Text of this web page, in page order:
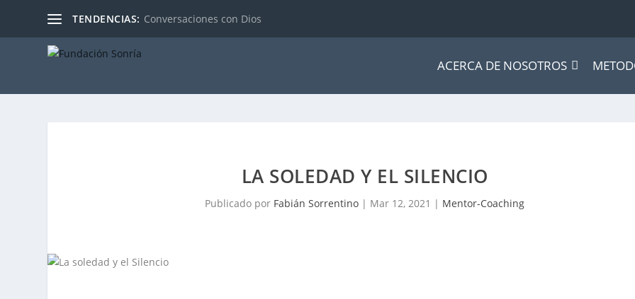
TENDENCIAS: Conversaciones con Dios
ACERCA DE NOSOTROS
LA SOLEDAD Y EL SILENCIO
Publicado por Fabián Sorrentino | Mar 12, 2021 | Mentor-Coaching